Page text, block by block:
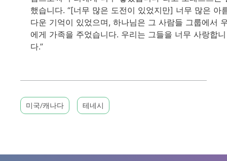
했습니다. “[너무 많은 도전이 있었지만] 너무 많은 아
다운 기억이 있었으며, 하나님은 그 사람들 그룹에서
에게 가족을 주었습니다. 우리는 그들을 너무 사랑합니
다.”
미국/캐나다 테네시